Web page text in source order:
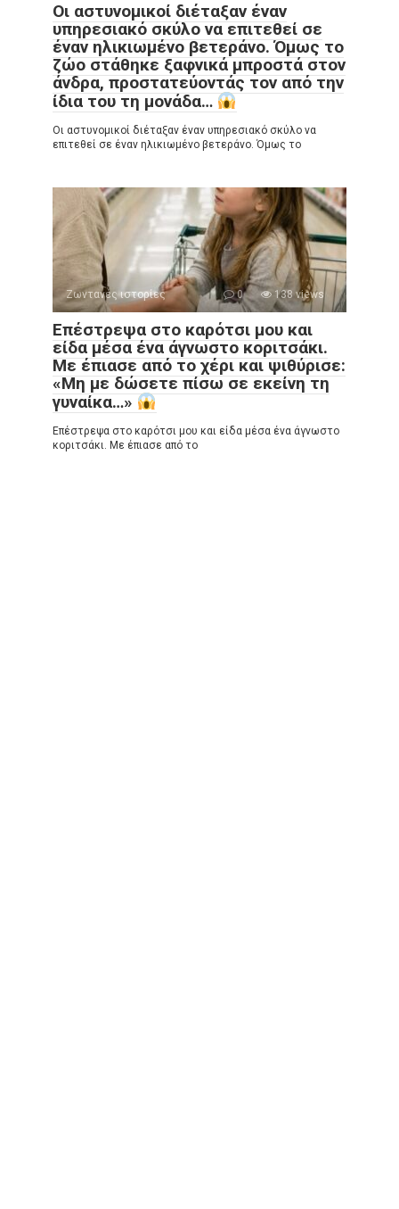
Οι αστυνομικοί διέταξαν έναν
υπηρεσιακό σκύλο να επιτεθεί σε
έναν ηλικιωμένο βετεράνο. Όμως το
ζώο στάθηκε ξαφνικά μπροστά στον
άνδρα, προστατεύοντάς τον από την
ίδια του τη μονάδα…
Οι αστυνομικοί διέταξαν έναν υπηρεσιακό σκύλο να
επιτεθεί σε έναν ηλικιωμένο βετεράνο. Όμως το
Ζωντανές ιστορίες 0 138 views
Επέστρεψα στο καρότσι μου και
είδα μέσα ένα άγνωστο κοριτσάκι.
Με έπιασε από το χέρι και ψιθύρισε:
«Μη με δώσετε πίσω σε εκείνη τη
γυναίκα…»
Επέστρεψα στο καρότσι μου και είδα μέσα ένα άγνωστο
κοριτσάκι. Με έπιασε από το